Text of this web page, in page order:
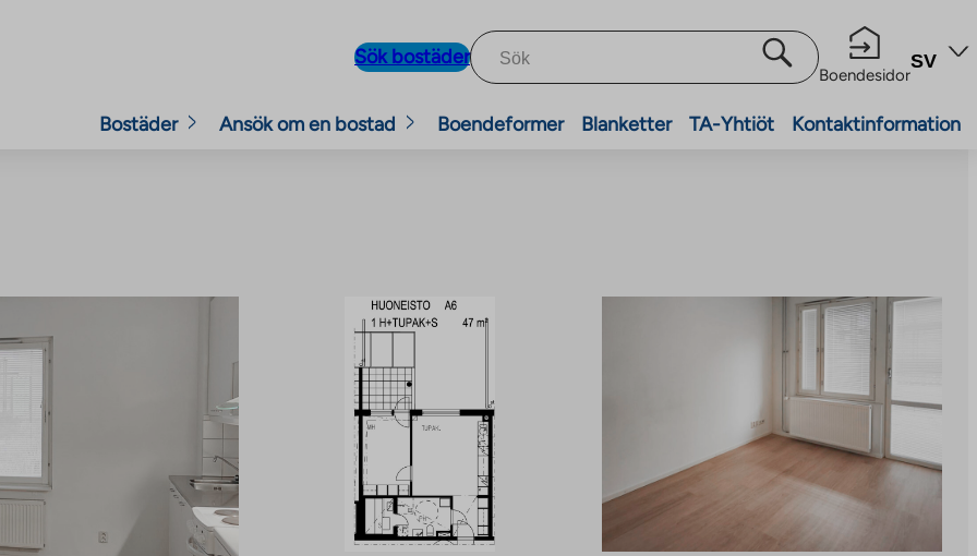
Sök bostäder
Boendesidor
SV
Bostäder Ansök om en bostad Boendeformer Blanketter TA-Yhtiöt Kontaktinformation